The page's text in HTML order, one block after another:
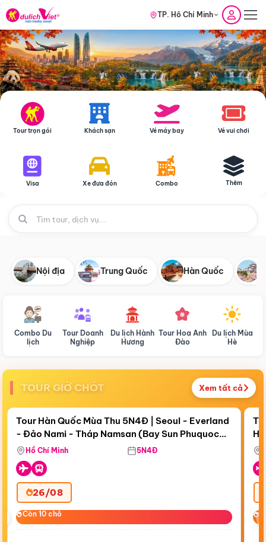
TP. Hồ Chí Minh
Tour trọn gói Khách sạn Vé máy bay Vé vui chơi
Visa Xe đưa đón Combo Thêm
Nội địa Trung Quốc Hàn Quốc
Combo Du
lịch
Tour Doanh
Nghiệp
Du lịch Hành
Hương
Tour Hoa Anh
Đào
Du lịch Mùa
Hè
TOUR GIỜ CHÓT Xem tất cả
Còn18 ngày 16:11:07
Bay Sun Phuquoc Airways
Điểm nổi bật
Tour Hàn Quốc Mùa Thu 5N4Đ | Seoul - Everland
- Đảo Nami - Tháp Namsan (Bay Sun Phuquoc
Airways)
Hồ Chí Minh 5N4Đ
26/08
Còn 10 chỗ
Còn 10 chỗ